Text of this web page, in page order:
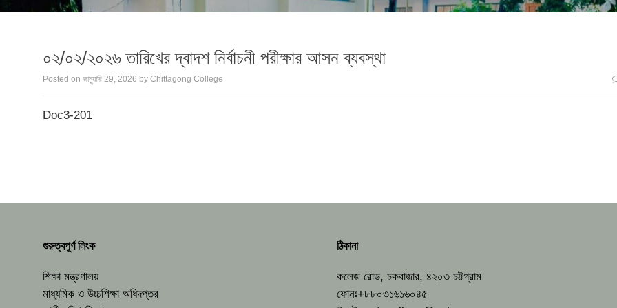
০২/০২/২০২৬ তারিখের দ্বাদশ নির্বাচনী পরীক্ষার আসন ব্যবস্থা
Posted on জানুয়ারি 29, 2026 by Chittagong College
Doc3-201
গুরুত্বপূর্ণ লিংক
শিক্ষা মন্ত্রণালয়
মাধ্যমিক ও উচ্চশিক্ষা অধিদপ্তর
ঠিকানা
কলেজ রোড, চকবাজার, ৪২০৩ চট্টগ্রাম
ফোনঃ+৮৮০৩১৬১৬০৪৫